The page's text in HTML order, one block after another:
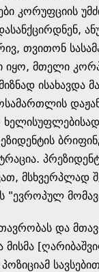
კორუფციის
თვითონ
იყო, მთელი
ისახავდა
მსხვერპლად
"ევროპულ
და